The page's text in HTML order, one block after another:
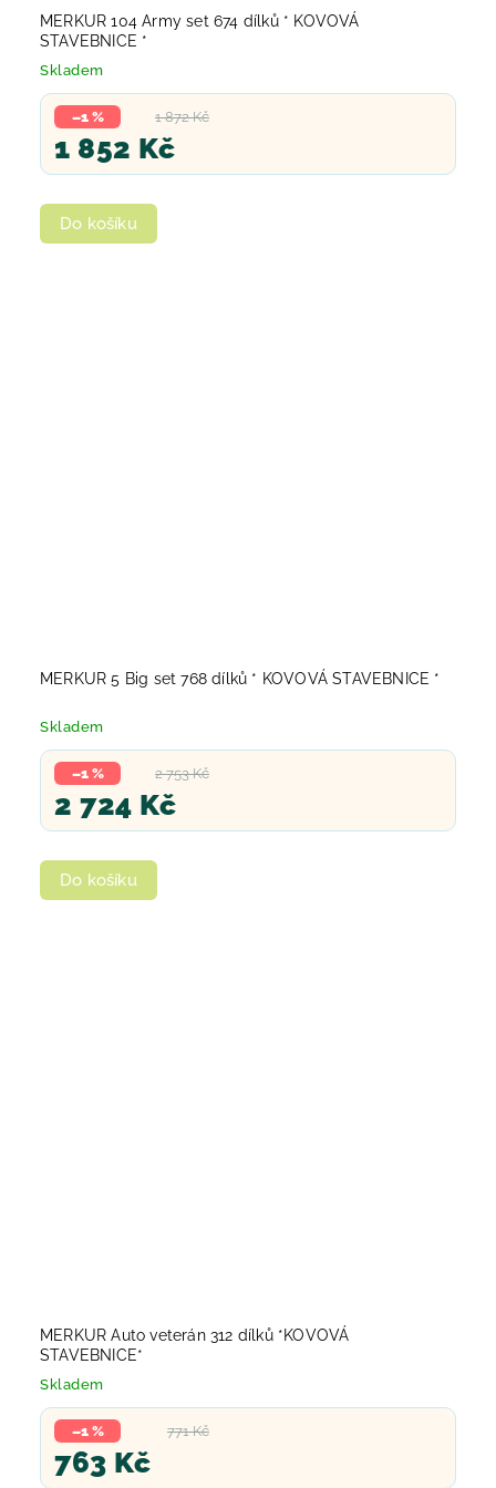
MERKUR 104 Army set 674 dílků * KOVOVÁ
STAVEBNICE *
Skladem
1 872 Kč
–1 %
1 852 Kč
Do košíku
MERKUR 5 Big set 768 dílků * KOVOVÁ STAVEBNICE *
Skladem
2 753 Kč
–1 %
2 724 Kč
Do košíku
MERKUR Auto veterán 312 dílků *KOVOVÁ
STAVEBNICE*
Skladem
771 Kč
–1 %
763 Kč